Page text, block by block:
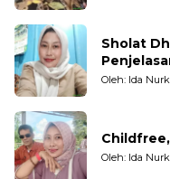
Sholat
Oleh: Ida
Oleh: Ida